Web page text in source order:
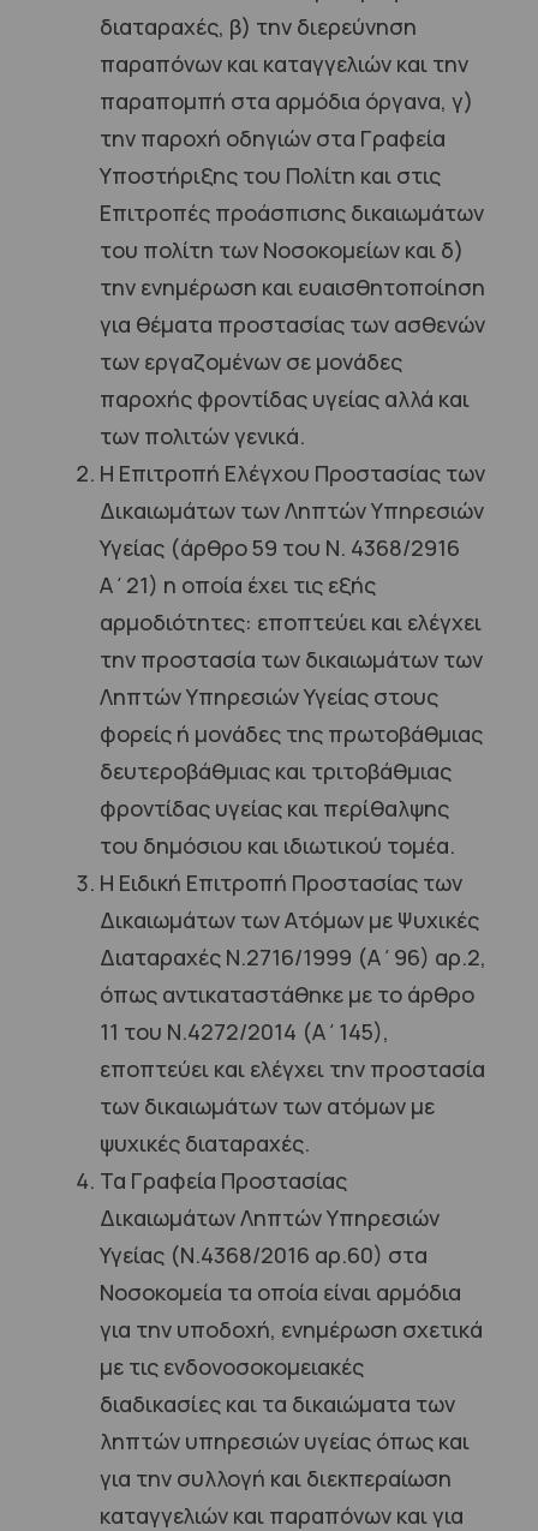
διαταραχές, β) την διερεύνηση
παραπόνων και καταγγελιών και την
παραπομπή στα αρμόδια όργανα, γ)
την παροχή οδηγιών στα Γραφεία
Υποστήριξης του Πολίτη και στις
Επιτροπές προάσπισης δικαιωμάτων
του πολίτη των Νοσοκομείων και δ)
την ενημέρωση και ευαισθητοποίηση
για θέματα προστασίας των ασθενών
των εργαζομένων σε μονάδες
παροχής φροντίδας υγείας αλλά και
των πολιτών γενικά.
Η Επιτροπή Ελέγχου Προστασίας των
Δικαιωμάτων των Ληπτών Υπηρεσιών
Υγείας (άρθρο 59 του Ν. 4368/2916
Α΄21) η οποία έχει τις εξής
αρμοδιότητες: εποπτεύει και ελέγχει
την προστασία των δικαιωμάτων των
Ληπτών Υπηρεσιών Υγείας στους
φορείς ή μονάδες της πρωτοβάθμιας
δευτεροβάθμιας και τριτοβάθμιας
φροντίδας υγείας και περίθαλψης
του δημόσιου και ιδιωτικού τομέα.
Η Ειδική Επιτροπή Προστασίας των
Δικαιωμάτων των Ατόμων με Ψυχικές
Διαταραχές Ν.2716/1999 (Α΄96) αρ.2,
όπως αντικαταστάθηκε με το άρθρο
11 του Ν.4272/2014 (Α΄145),
εποπτεύει και ελέγχει την προστασία
των δικαιωμάτων των ατόμων με
ψυχικές διαταραχές.
Τα Γραφεία Προστασίας
Δικαιωμάτων Ληπτών Υπηρεσιών
Υγείας (Ν.4368/2016 αρ.60) στα
Νοσοκομεία τα οποία είναι αρμόδια
για την υποδοχή, ενημέρωση σχετικά
με τις ενδονοσοκομειακές
διαδικασίες και τα δικαιώματα των
ληπτών υπηρεσιών υγείας όπως και
για την συλλογή και διεκπεραίωση
καταγγελιών και παραπόνων και για